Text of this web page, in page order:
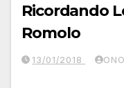
Ricordando
Romolo
13/01/2018